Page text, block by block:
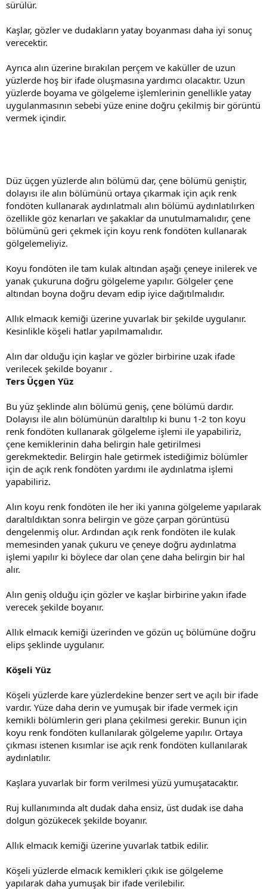
sürülür.
Kaşlar, gözler ve dudakların yatay boyanması daha iyi sonuç
verecektir.
Ayrıca alın üzerine bırakılan perçem ve kaküller de uzun
yüzlerde hoş bir ifade oluşmasına yardımcı olacaktır. Uzun
yüzlerde boyama ve gölgeleme işlemlerinin genellikle yatay
uygulanmasının sebebi yüze enine doğru çekilmiş bir görüntü
vermek içindir.
Düz üçgen yüzlerde alın bölümü dar, çene bölümü geniştir,
dolayısı ile alın bölümünü ortaya çıkarmak için açık renk
fondöten kullanarak aydınlatmalı alın bölümü aydınlatılırken
özellikle göz kenarları ve şakaklar da unutulmamalıdır, çene
bölümünü geri çekmek için koyu renk fondöten kullanarak
gölgelemeliyiz.
Koyu fondöten ile tam kulak altından aşağı çeneye inilerek ve
yanak çukuruna doğru gölgeleme yapılır. Gölgeler çene
altından boyna doğru devam edip iyice dağıtılmalıdır.
Allık elmacık kemiği üzerine yuvarlak bir şekilde uygulanır.
Kesinlikle köşeli hatlar yapılmamalıdır.
Alın dar olduğu için kaşlar ve gözler birbirine uzak ifade
verilecek şekilde boyanır .
Ters Üçgen Yüz
Bu yüz şeklinde alın bölümü geniş, çene bölümü dardır.
Dolayısı ile alın bölümünün daraltılıp ki bunu 1-2 ton koyu
renk fondöten kullanarak gölgeleme işlemi ile yapabiliriz,
çene kemiklerinin daha belirgin hale getirilmesi
gerekmektedir. Belirgin hale getirmek istediğimiz bölümler
için de açık renk fondöten yardımı ile aydınlatma işlemi
yapabiliriz.
Alın koyu renk fondöten ile her iki yanına gölgeleme yapılarak
daraltıldıktan sonra belirgin ve göze çarpan görüntüsü
dengelenmiş olur. Ardından açık renk fondöten ile kulak
memesinden yanak çukuru ve çeneye doğru aydınlatma
işlemi yapılır ki böylece dar olan çene daha belirgin bir hal
alır.
Alın geniş olduğu için gözler ve kaşlar birbirine yakın ifade
verecek şekilde boyanır.
Allık elmacık kemiği üzerinden ve gözün uç bölümüne doğru
elips şeklinde uygulanır.
Köşeli Yüz
Köşeli yüzlerde kare yüzlerdekine benzer sert ve açılı bir ifade
vardır. Yüze daha derin ve yumuşak bir ifade vermek için
kemikli bölümlerin geri plana çekilmesi gerekir. Bunun için
koyu renk fondöten kullanılarak gölgeleme yapılır. Ortaya
çıkması istenen kısımlar ise açık renk fondöten kullanılarak
aydınlatılır.
Kaşlara yuvarlak bir form verilmesi yüzü yumuşatacaktır.
Ruj kullanımında alt dudak daha ensiz, üst dudak ise daha
dolgun gözükecek şekilde boyanır.
Allık elmacık kemiği üzerine yuvarlak tatbik edilir.
Köşeli yüzlerde elmacık kemikleri çıkık ise gölgeleme
yapılarak daha yumuşak bir ifade verilebilir.